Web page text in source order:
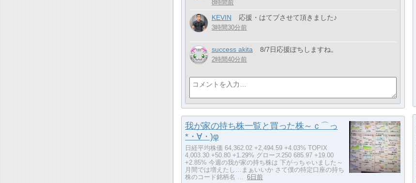
8時間前
KEVIN 応援・はてブさせて頂きました♪
3時間30分前
success akita 8/7日応援ぽちしますね。
2時間40分前
我が家の持ち株一覧と買った株～ｃ⌒っ
*・∀・)φ
日経平均株価 64,362.02 +2,494.59 +4.03% TOPIX
4,003.30 +50.80 +1.29% グロース250 685.97 +19.00
+2.85% 今週の我が家の持ち株は 下がっちゃいました～
月間では増えたし…まぁいいか さて僕の特定口座の持ち
株のコード銘柄名 … 6日前